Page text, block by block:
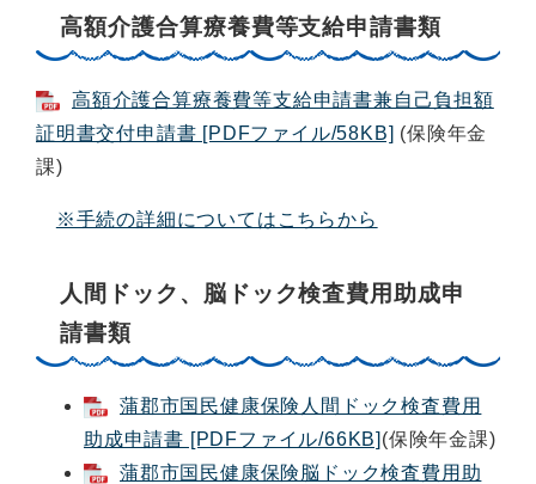
高額介護合算療養費等支給申請書類
高額介護合算療養費等支給申請書兼自己負担額
証明書交付申請書 [PDFファイル/58KB] (保険年金
課)
※手続の詳細についてはこちらから
人間ドック、脳ドック検査費用助成申
請書類
蒲郡市国民健康保険人間ドック検査費用
助成申請書 [PDFファイル/66KB] (保険年金課)
蒲郡市国民健康保険脳ドック検査費用助